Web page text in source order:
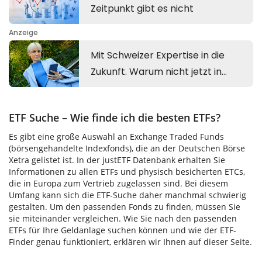
ETF Suche – Wie finde ich die besten ETFs?
Es gibt eine große Auswahl an Exchange Traded Funds
(börsengehandelte Indexfonds), die an der Deutschen Börse
Xetra gelistet ist. In der justETF Datenbank erhalten Sie
Informationen zu allen ETFs und physisch besicherten ETCs,
die in Europa zum Vertrieb zugelassen sind. Bei diesem
Umfang kann sich die ETF-Suche daher manchmal schwierig
gestalten. Um den passenden Fonds zu finden, müssen Sie
sie miteinander vergleichen. Wie Sie nach den passenden
ETFs für Ihre Geldanlage suchen können und wie der ETF-
Finder genau funktioniert, erklären wir Ihnen auf dieser Seite.